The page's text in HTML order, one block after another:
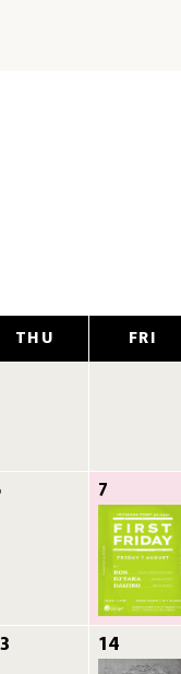
THU FRI
7
14